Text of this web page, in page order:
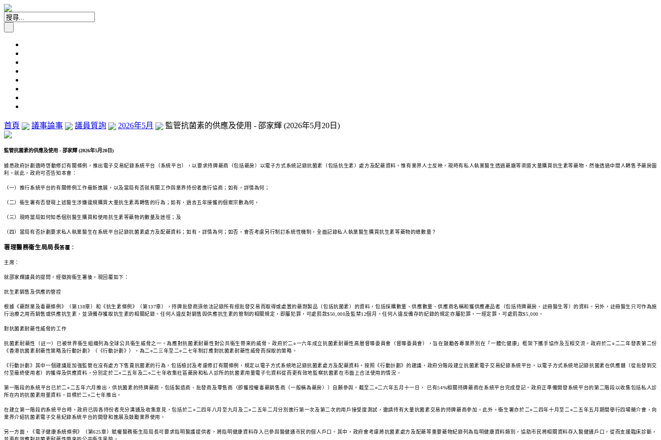
首頁 議事論事 議員質詢 2026年5月 監管抗菌素的供應及使用 - 邵家輝 (2026年5月20日)
監管抗菌素的供應及使用 - 邵家輝 (2026年5月20日)
據悉政府計劃適時啓動修訂有關條例，推出電子交易紀錄系統平台（系統平台），以要求持牌藥商（包括藥房）以電子方式系統記錄抗菌素（包括抗生素）處方及配藥資料。惟有業界人士反映，現時有私人執業醫生透過藥廠等渠道大量購買抗生素等藥物，然後透過中間人轉售予藥房圖
利。就此，政府可否告知本會：
（一）推行系統平台的有關修例工作最新進展，以及當局有否就有關工作與業界持份者進行協商；如有，詳情為何；
（二）衞生署有否發現上述醫生涉嫌違規購買大量抗生素再轉售的行為；如有，過去五年接獲的個案宗數為何，
（三）現時當局如何知悉個別醫生購買和使用抗生素等藥物的數量及途徑；及
（四）當局有否計劃要求私人執業醫生在系統平台記錄抗菌素處方及配藥資料；如有，詳情為何；如否，會否考慮另行制訂系統性機制，全面記錄私人執業醫生購買抗生素等藥物的總數量？
署理醫務衞生局局長答覆：
主席：
就邵家輝議員的提問，經徵詢衞生署後，現回覆如下：
抗生素銷售及供應的管控
根據《藥劑業及毒藥條例》（第138章）和《抗生素條例》（第137章），持牌批發商須依法記錄所有經批發交易而取得或處置的藥劑製品（包括抗菌素）的資料，包括採購數量、供應數量、供應商名稱和獲供應產品者（包括持牌藥房、註冊醫生等）的資料。另外，註冊醫生只可作為施
行治療之用而銷售或供應抗生素，並須備存獲取抗生素的相關紀錄。任何人違反對銷售與供應抗生素的管制的相關規定，即屬犯罪，可處罰款$50,000及監禁12個月。任何人違反備存的紀錄的規定亦屬犯罪，一經定罪，可處罰款$5,000。
對抗菌素耐藥性威脅的工作
抗菌素耐藥性（註一）已被世界衞生組織列為全球公共衞生威脅之一。為應對抗菌素耐藥性對公共衞生帶來的威脅，政府於二○一六年成立抗菌素耐藥性高層督導委員會（督導委員會），旨在鼓勵各專業界別在「一體化健康」框架下攜手協作及互相交流。政府於二○二二年發表第二份
《香港抗菌素耐藥性策略及行動計劃》（《行動計劃》），為二○二三年至二○二七年制訂應對抗菌素耐藥性威脅而採取的策略。
《行動計劃》其中一個建議是加強監管在沒有處方下售賣抗菌素的行為，包括檢討及考慮修訂有關條例，規定以電子方式系統地記錄抗菌素處方及配藥資料。按照《行動計劃》的建議，政府分階段建立抗菌素電子交易紀錄系統平台，以電子方式系統地記錄抗菌素在供應鏈（從批發到交
付至最終使用者）的獲得及供應資料，分別定於二○二五年及二○二七年收集社區藥房和私人診所的抗菌素用量電子化資料從而更有效地監察抗菌素在市面上合法使用的情況。
第一階段的系統平台已於二○二五年六月推出，供抗菌素的持牌藥商，包括製造商、批發商及零售商（即獲授權毒藥銷售商（一般稱為藥房））自願參與。截至二○二六年五月十一日， 已有54%相關持牌藥商在系統平台完成登記。政府正準備開發系統平台的第二階段以收集包括私人診
所在内的抗菌素用量資料，目標於二○二七年推出。
在建立第一階段的系統平台時，政府已與各持份者充分溝通及收集意見，包括於二○二四年八月至九月及二○二五年二月分別進行第一次及第二次的用戶接受度測試，邀請持有大量抗菌素交易的持牌藥商參加。此外，衞生署亦於二○二四年十月至二○二五年五月期間舉行四場簡介會，向
業界介紹抗菌素電子交易紀錄系統平台的開發和進展及鼓勵業界使用。
另一方面，《電子健康系統條例》（第625章）賦權醫務衞生局局長可要求指明醫護提供者，將指明健康資料存入已參與醫健通市民的個人戶口。其中，政府會考慮將抗菌素處方及配藥等重要藥物紀錄列為指明健康資料類別，協助市民將相關資料存入醫健通戶口，從而支援臨床診斷，